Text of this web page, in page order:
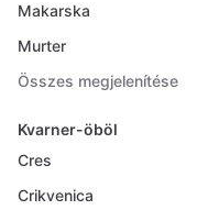
Makarska
Murter
Összes megjelenítése
Kvarner-öböl
Cres
Crikvenica